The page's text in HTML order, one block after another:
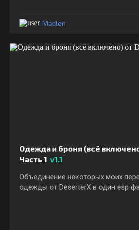
Madlen
Одежда и броня (всё
Часть 1 v1.1
Объединение некоторых моих
одежды от DeserterX в один esp